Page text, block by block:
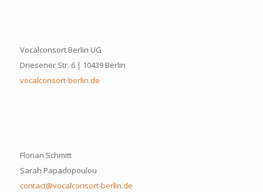
Vocalconsort Berlin UG
Driesener Str. 6 | 10439 Berlin
vocalconsort-berlin.de
Florian Schmitt
Sarah Papadopoulou
contact@vocalconsort-berlin.de